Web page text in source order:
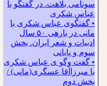
سونامی بلاهت. در گفتگو با
عباس شکری
• گفتگوی عباس شکری با
مانی در باره‍ی ۵۰ سال
ادبیات و شعر ایران. بخش
سوم و پایانی
• گفت وگو ی عباس شکری
با میرزاآقا عسگری(مانی) /
بخش دوم